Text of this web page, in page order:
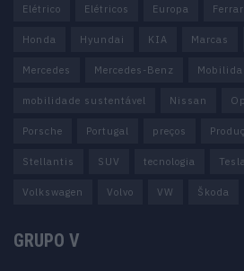
Elétrico Elétricos Europa
Honda Hyundai KIA Marcas
Mercedes Mercedes-Benz
mobilidade sustentável Nissan
Porsche Portugal preços
Stellantis SUV tecnologia Tesla
Volkswagen Volvo VW Škoda
GRUPO V